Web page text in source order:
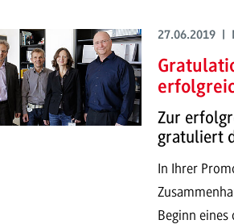
27.06.2019 |
Zur
gratuliert
In Ihrer
Beginn